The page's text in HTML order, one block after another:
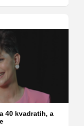
40 kvadratih, a